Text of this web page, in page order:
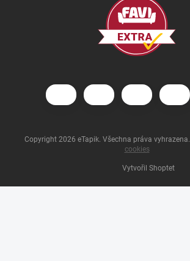
Vytvořil Shoptet
Copyright 2026 eTapik. Všechna práva vyhrazena.
cookies